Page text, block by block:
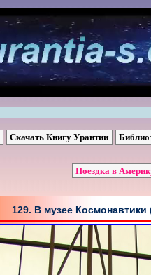
Скачать Книгу Урантии
Поездка в
129. В музее Космонавтики